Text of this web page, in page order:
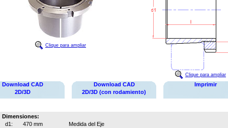
Clique para ampliar
Clique para ampliar
Download CAD
2D/3D
Download CAD
2D/3D (con rodamiento)
Imprimir
Dimensiones:
d1:
470 mm
Medida del Eje